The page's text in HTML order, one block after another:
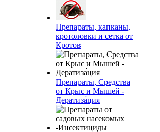
Препараты, капканы,
кротоловки и сетка от
Кротов
Препараты, Средства
от Крыс и Мышей -
Дератиза́ция